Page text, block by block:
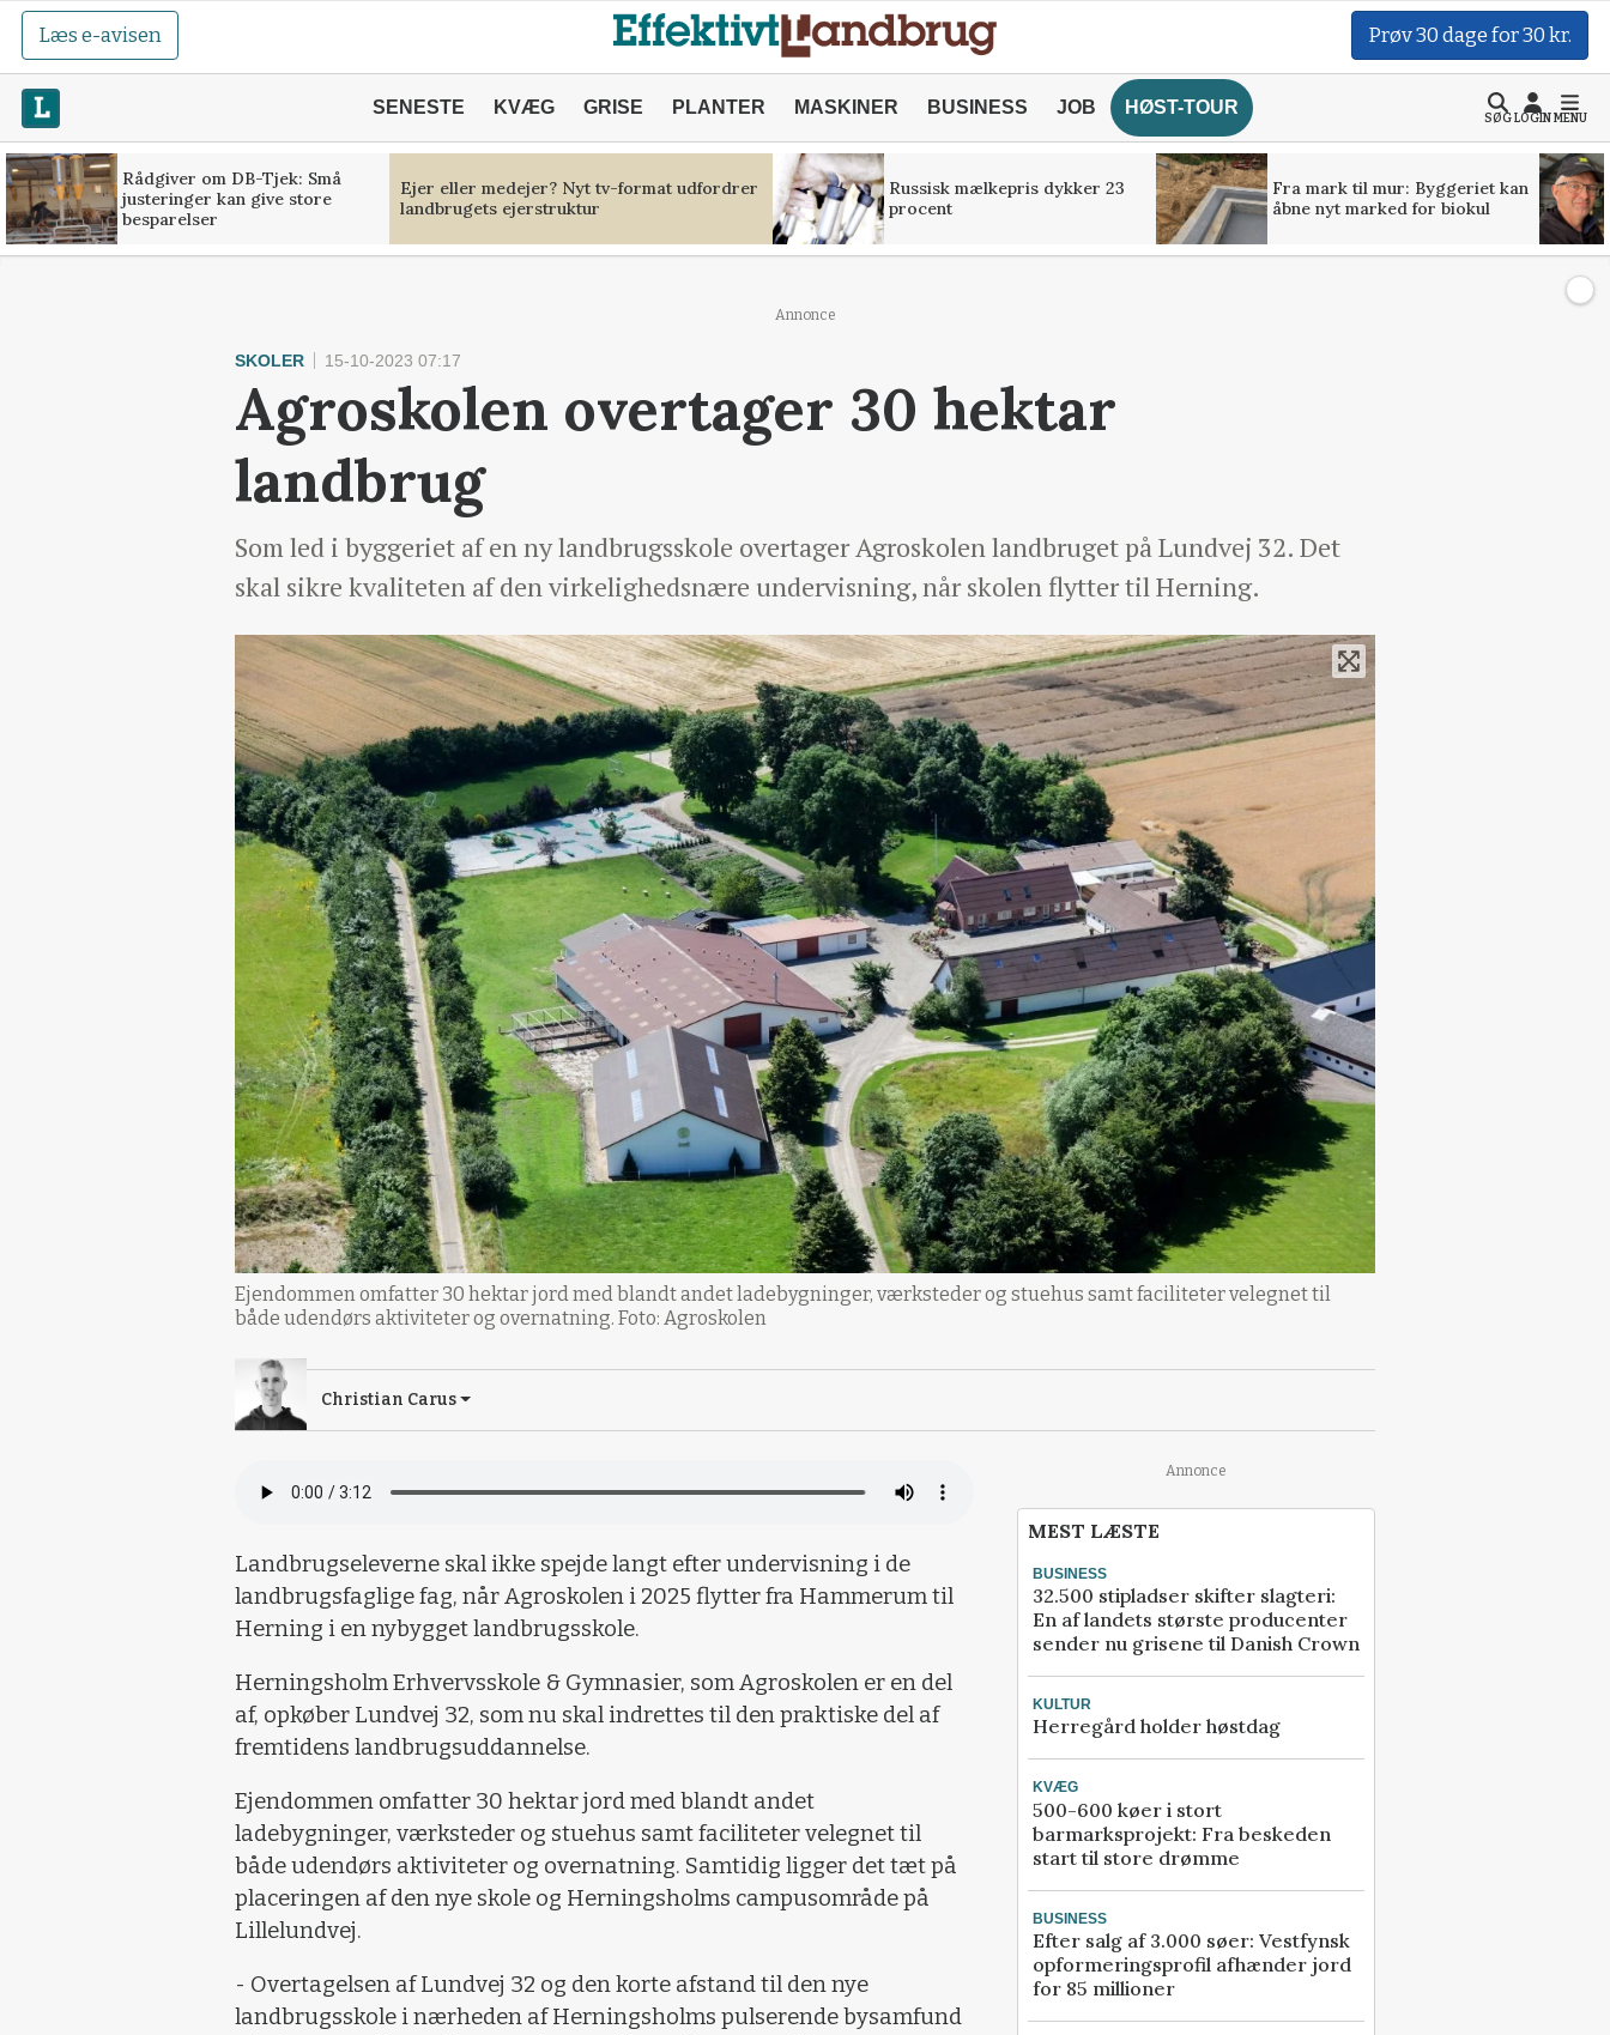
Læs e-avisen Prøv 30 dage for 30 kr.
SENESTE KVÆG GRISE PLANTER MASKINER BUSINESS JOB HØST-TOUR
SØGLOGINMENU
Rådgiver om DB-Tjek: Små
justeringer kan give store
besparelser
Ejer eller medejer? Nyt tv-format udfordrer
landbrugets ejerstruktur
Russisk mælkepris dykker 23
procent
Fra mark til mur: Byggeriet kan
åbne nyt marked for biokul
Annonce
SKOLER 15-10-2023 07:17
Agroskolen overtager 30 hektar
landbrug
Som led i byggeriet af en ny landbrugsskole overtager Agroskolen landbruget på Lundvej 32. Det
skal sikre kvaliteten af den virkelighedsnære undervisning, når skolen flytter til Herning.
Ejendommen omfatter 30 hektar jord med blandt andet ladebygninger, værksteder og stuehus samt faciliteter velegnet til
både udendørs aktiviteter og overnatning. Foto: Agroskolen
Christian Carus
Landbrugseleverne skal ikke spejde langt efter undervisning i de
landbrugsfaglige fag, når Agroskolen i 2025 flytter fra Hammerum til
Herning i en nybygget landbrugsskole.
Herningsholm Erhvervsskole & Gymnasier, som Agroskolen er en del
af, opkøber Lundvej 32, som nu skal indrettes til den praktiske del af
fremtidens landbrugsuddannelse.
Ejendommen omfatter 30 hektar jord med blandt andet
ladebygninger, værksteder og stuehus samt faciliteter velegnet til
både udendørs aktiviteter og overnatning. Samtidig ligger det tæt på
placeringen af den nye skole og Herningsholms campusområde på
Lillelundvej.
- Overtagelsen af Lundvej 32 og den korte afstand til den nye
landbrugsskole i nærheden af Herningsholms pulserende bysamfund
Annonce
MEST LÆSTE
BUSINESS
32.500 stipladser skifter slagteri:
En af landets største producenter
sender nu grisene til Danish Crown
KULTUR
Herregård holder høstdag
KVÆG
500-600 køer i stort
barmarksprojekt: Fra beskeden
start til store drømme
BUSINESS
Efter salg af 3.000 søer: Vestfynsk
opformeringsprofil afhænder jord
for 85 millioner